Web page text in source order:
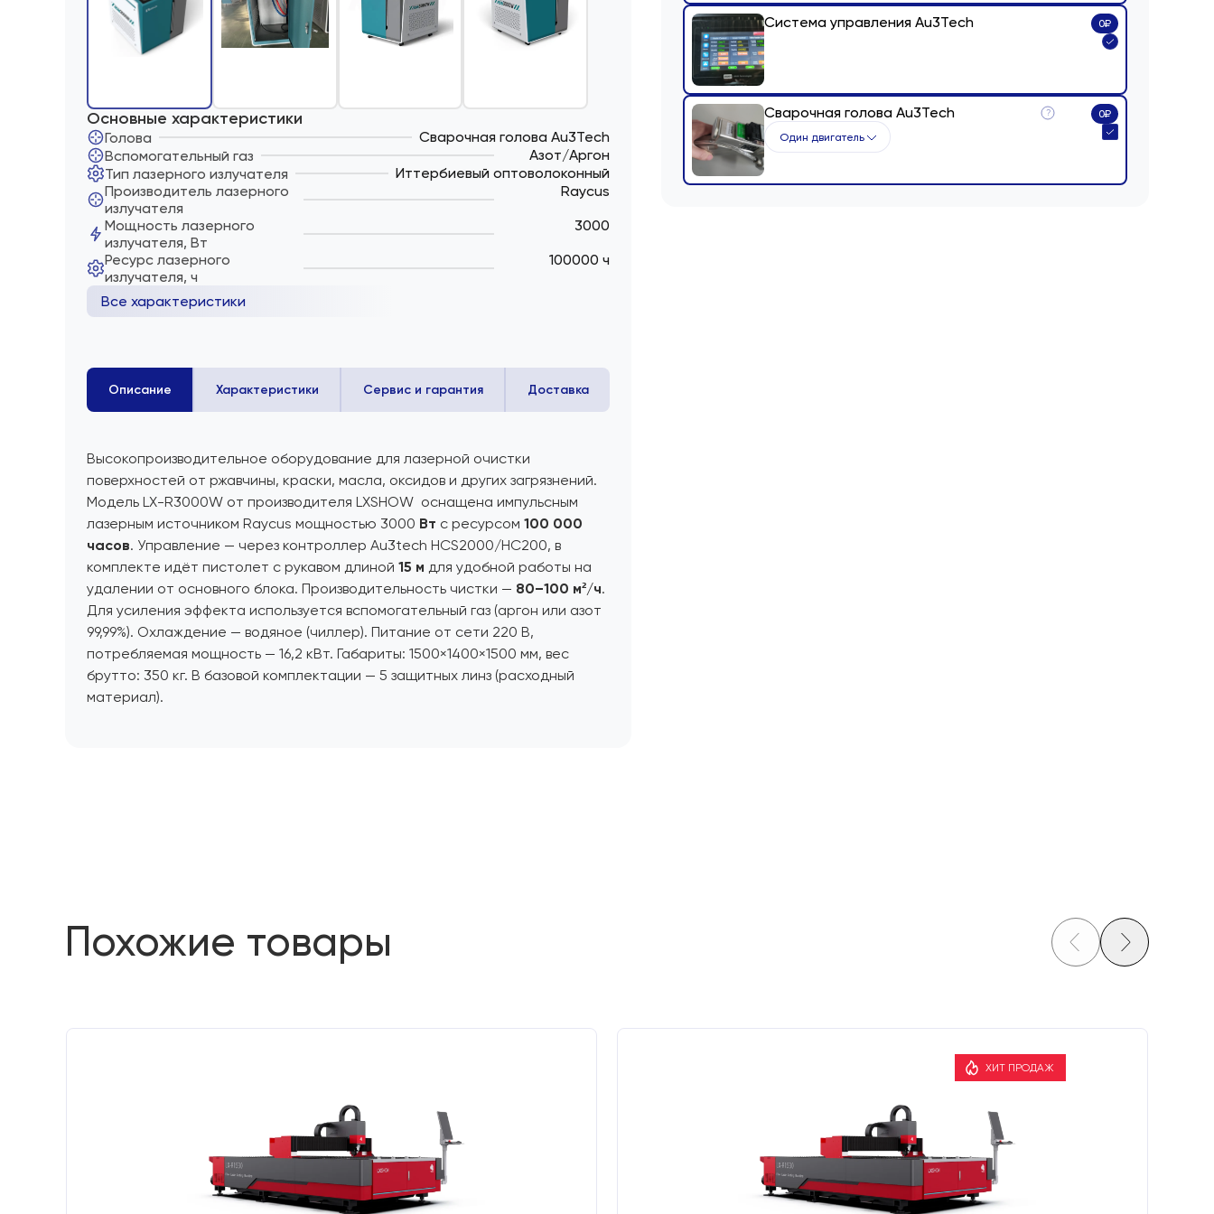
Основные характеристики
Голова
Сварочная голова Au3Tech
Вспомогательный газ
Азот/Аргон
Тип лазерного излучателя
Иттербиевый оптоволоконный
Производитель лазерного
излучателя
Raycus
Мощность лазерного
излучателя, Вт
3000
Ресурс лазерного
излучателя, ч
100000 ч
Все характеристики
Описание Характеристики Сервис и гарантия Доставка
Высокопроизводительное оборудование для лазерной очистки
поверхностей от ржавчины, краски, масла, оксидов и других загрязнений.
Модель LX-R3000W от производителя LXSHOW оснащена импульсным
лазерным источником Raycus мощностью 3000 Вт с ресурсом 100 000
часов. Управление — через контроллер Au3tech HCS2000/HC200, в
комплекте идёт пистолет с рукавом длиной 15 м для удобной работы на
удалении от основного блока. Производительность чистки — 80–100 м²/ч.
Для усиления эффекта используется вспомогательный газ (аргон или азот
99,99%). Охлаждение — водяное (чиллер). Питание от сети 220 В,
потребляемая мощность — 16,2 кВт. Габариты: 1500×1400×1500 мм, вес
брутто: 350 кг. В базовой комплектации — 5 защитных линз (расходный
материал).
Система управления Au3Tech 0₽
Сварочная голова Au3Tech ?
Один двигатель
0₽
Похожие товары
ХИТ ПРОДАЖ